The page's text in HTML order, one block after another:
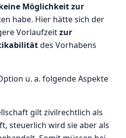
Möglichkeit zur
habe. Hier hätte sich der
Vorlaufzeitzur
des Vorhabens
u. a. folgende Aspekte
gilt zivilrechtlich als
steuerlich wird sie aber als